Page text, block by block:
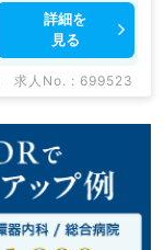
詳細を
見る
求人No. : 699523